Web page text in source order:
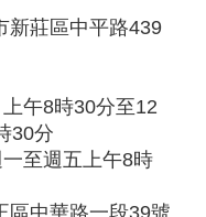
新莊區中平路439
午8時30分至12
30分
至週五上午8時